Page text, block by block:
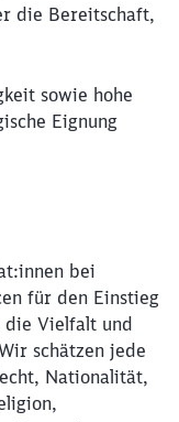
die Bereitschaft,
sowie hohe
Eignung
bei
für den Einstieg
Vielfalt und
schätzen jede
Nationalität,